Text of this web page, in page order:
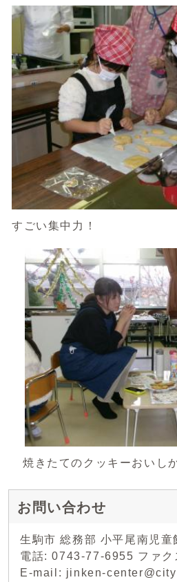
すごい集中力！
焼きたてのクッキーおいし
お問い合わせ
生駒市 総務部 小平尾南児童
電話: 0743-77-6955 ファ
E-mail: jinken-